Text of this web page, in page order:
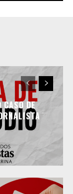
CASO DE